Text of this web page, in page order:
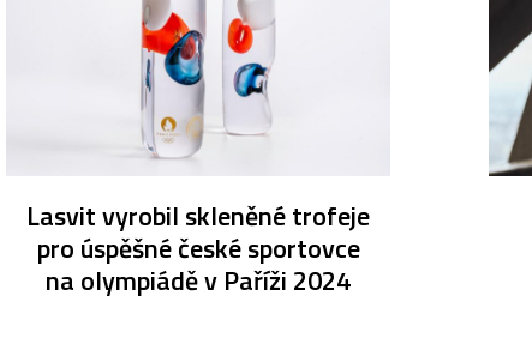
Lasvit vyrobil skleněné trofeje
pro úspěšné české sportovce
na olympiádě v Paříži 2024